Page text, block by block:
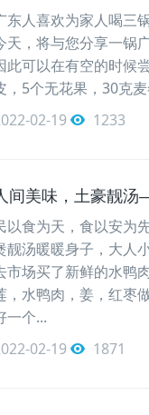
东人喜欢为家人喝三
天，将与您分享一锅
此可以在有空的时候
，5个无花果，30克
02-19
1233
间美味，土豪靓
以食为天，食以安为
靓汤暖暖身子，大人
市场买了新鲜的水鸭
，水鸭肉，姜，红枣
一个...
02-19
1871